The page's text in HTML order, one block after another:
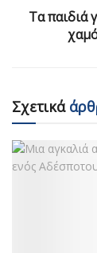
Τα παιδιά
Σχετικά